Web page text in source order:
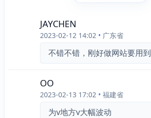
JAYCHEN
2023-02-12 14:02 • 广东省
不错不错，刚好做网站要用到
OO
2023-02-13 17:02 • 福建省
为v地方v大幅波动